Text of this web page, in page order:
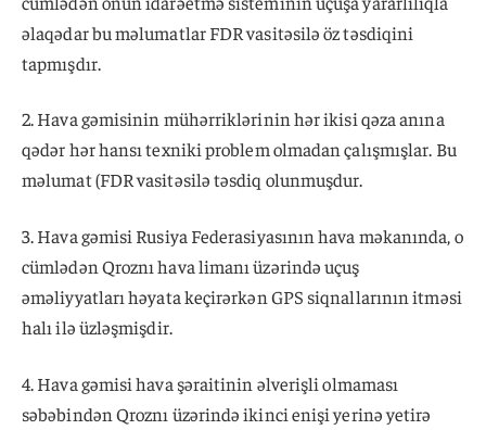
əlaqədar bu məlumatlar FDR vasitəsilə öz təsdiqini
tapmışdır.
2. Hava gəmisinin mühərriklərinin hər ikisi qəza anına
qədər hər hansı texniki problem olmadan çalışmışlar. Bu
məlumat (FDR vasitəsilə təsdiq olunmuşdur.
3. Hava gəmisi Rusiya Federasiyasının hava məkanında, o
cümlədən Qroznı hava limanı üzərində uçuş
əməliyyatları həyata keçirərkən GPS siqnallarının itməsi
halı ilə üzləşmişdir.
4. Hava gəmisi hava şəraitinin əlverişli olmaması
səbəbindən Qroznı üzərində ikinci enişi yerinə yetirə